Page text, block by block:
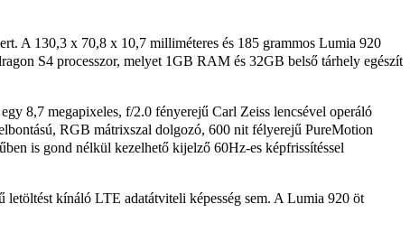
A 130,3 x 70,8 x 10,7 milliméteres és 185 grammos Lumia 920
S4 processzor, melyet 1GB RAM és 32GB belső tárhely egészít
8,7 megapixeles, f/2.0 fényerejű Carl Zeiss lencsével operáló
RGB mátrixszal dolgozó, 600 nit félyerejű PureMotion
is gond nélkül kezelhető kijelző 60Hz-es képfrissítéssel
letöltést kínáló LTE adatátviteli képesség sem. A Lumia 920 öt